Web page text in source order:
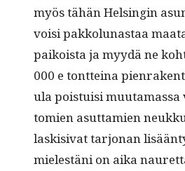
myös tähän Helsin­gin
voisi pakkol­u­nas­taa
paikoista ja myy­dä ne
000 e tont­teina
u­la pois­tu­isi
tomien asut­tamien
lask­i­si­vat tar­jo­nan
mielestäni on aika